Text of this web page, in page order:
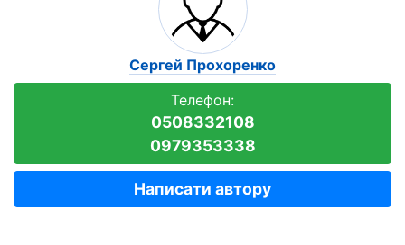
Сергей Прохоренко
Телефон:
0508332108
0979353338
Написати автору